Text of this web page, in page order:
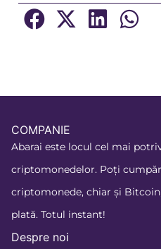
COMPANIE
Abarai este locul cel mai
criptomonedelor. Poți
criptomonede, chiar și
plată. Totul instant!
Despre noi